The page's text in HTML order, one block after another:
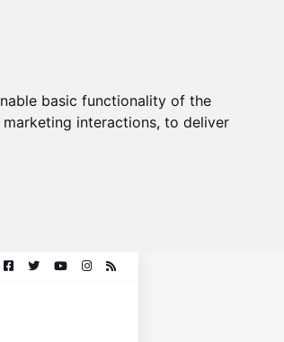
basic functionality of the
interactions, to deliver